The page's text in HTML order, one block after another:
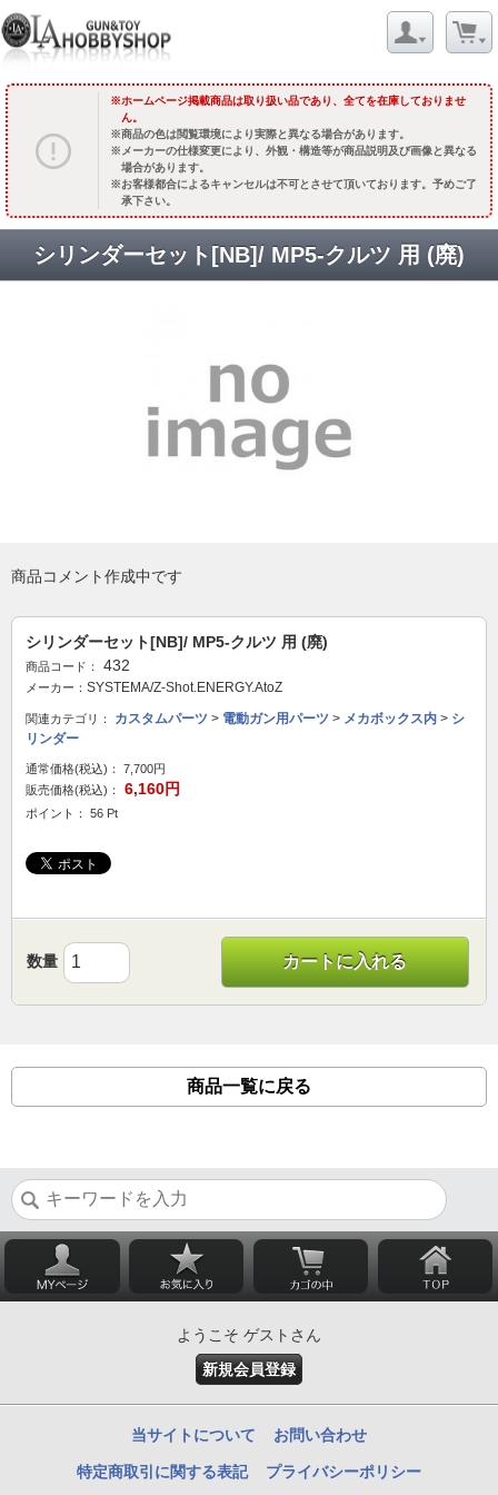
ホームページ掲載商品は取り扱い品であり、全てを在庫しておりませ
ん。
商品の色は閲覧環境により実際と異なる場合があります。
メーカーの仕様変更により、外観・構造等が商品説明及び画像と異なる
場合があります。
お客様都合によるキャンセルは不可とさせて頂いております。予めご了
承下さい。
シリンダーセット[NB]/ MP5-クルツ 用 (廃)
商品コメント作成中です
シリンダーセット[NB]/ MP5-クルツ 用 (廃)
商品コード： 432
メーカー： SYSTEMA/Z-Shot.ENERGY.AtoZ
関連カテゴリ： カスタムパーツ > 電動ガン用パーツ > メカボックス内 > シ
リンダー
通常価格(税込)：
7,700円
販売価格(税込)：
6,160円
ポイント： 56 Pt
数量 カートに入れる
商品一覧に戻る
ようこそ ゲストさん
新規会員登録
当サイトについて お問い合わせ
特定商取引に関する表記 プライバシーポリシー